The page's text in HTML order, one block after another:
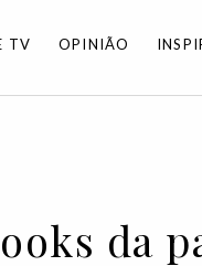
TV OPINIÃO
da